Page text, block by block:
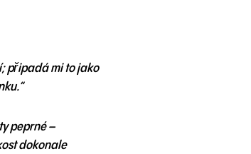
připadá mi to jako
peprné –
dokonale